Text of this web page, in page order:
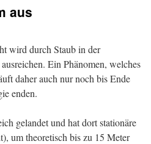
aus
wird durch Staub in der
Ein Phänomen, welches
daher auch nur noch bis Ende
enden.
gelandet und hat dort stationäre
um theoretisch bis zu 15 Meter